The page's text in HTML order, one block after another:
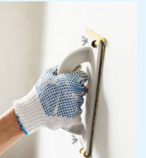
dicas e truques